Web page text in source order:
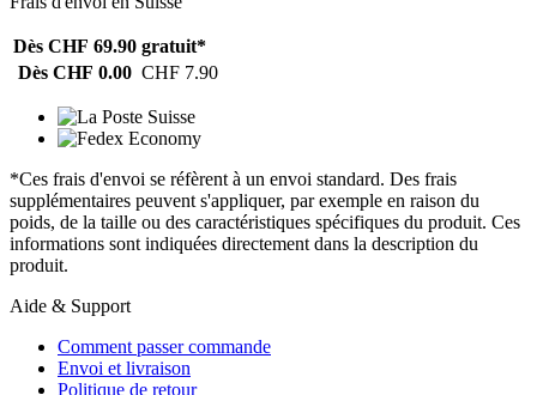
Dès CHF 69.90 gratuit*
Dès CHF 0.00 CHF 7.90
*Ces frais d'envoi se réfèrent à un envoi standard. Des frais
supplémentaires peuvent s'appliquer, par exemple en raison du
poids, de la taille ou des caractéristiques spécifiques du produit. Ces
informations sont indiquées directement dans la description du
produit.
Aide & Support
Comment passer commande
Envoi et livraison
Politique de retour